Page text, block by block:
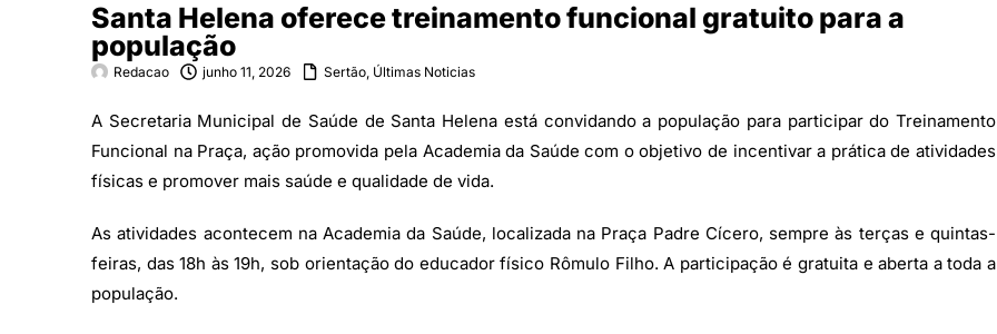
Santa Helena oferece treinamento funcional gratuito para a
população
Redacao junho 11, 2026 Sertão, Últimas Noticias
A Secretaria Municipal de Saúde de Santa Helena está convidando a população para participar do Treinamento
Funcional na Praça, ação promovida pela Academia da Saúde com o objetivo de incentivar a prática de atividades
físicas e promover mais saúde e qualidade de vida.
As atividades acontecem na Academia da Saúde, localizada na Praça Padre Cícero, sempre às terças e quintas-
feiras, das 18h às 19h, sob orientação do educador físico Rômulo Filho. A participação é gratuita e aberta a toda a
população.